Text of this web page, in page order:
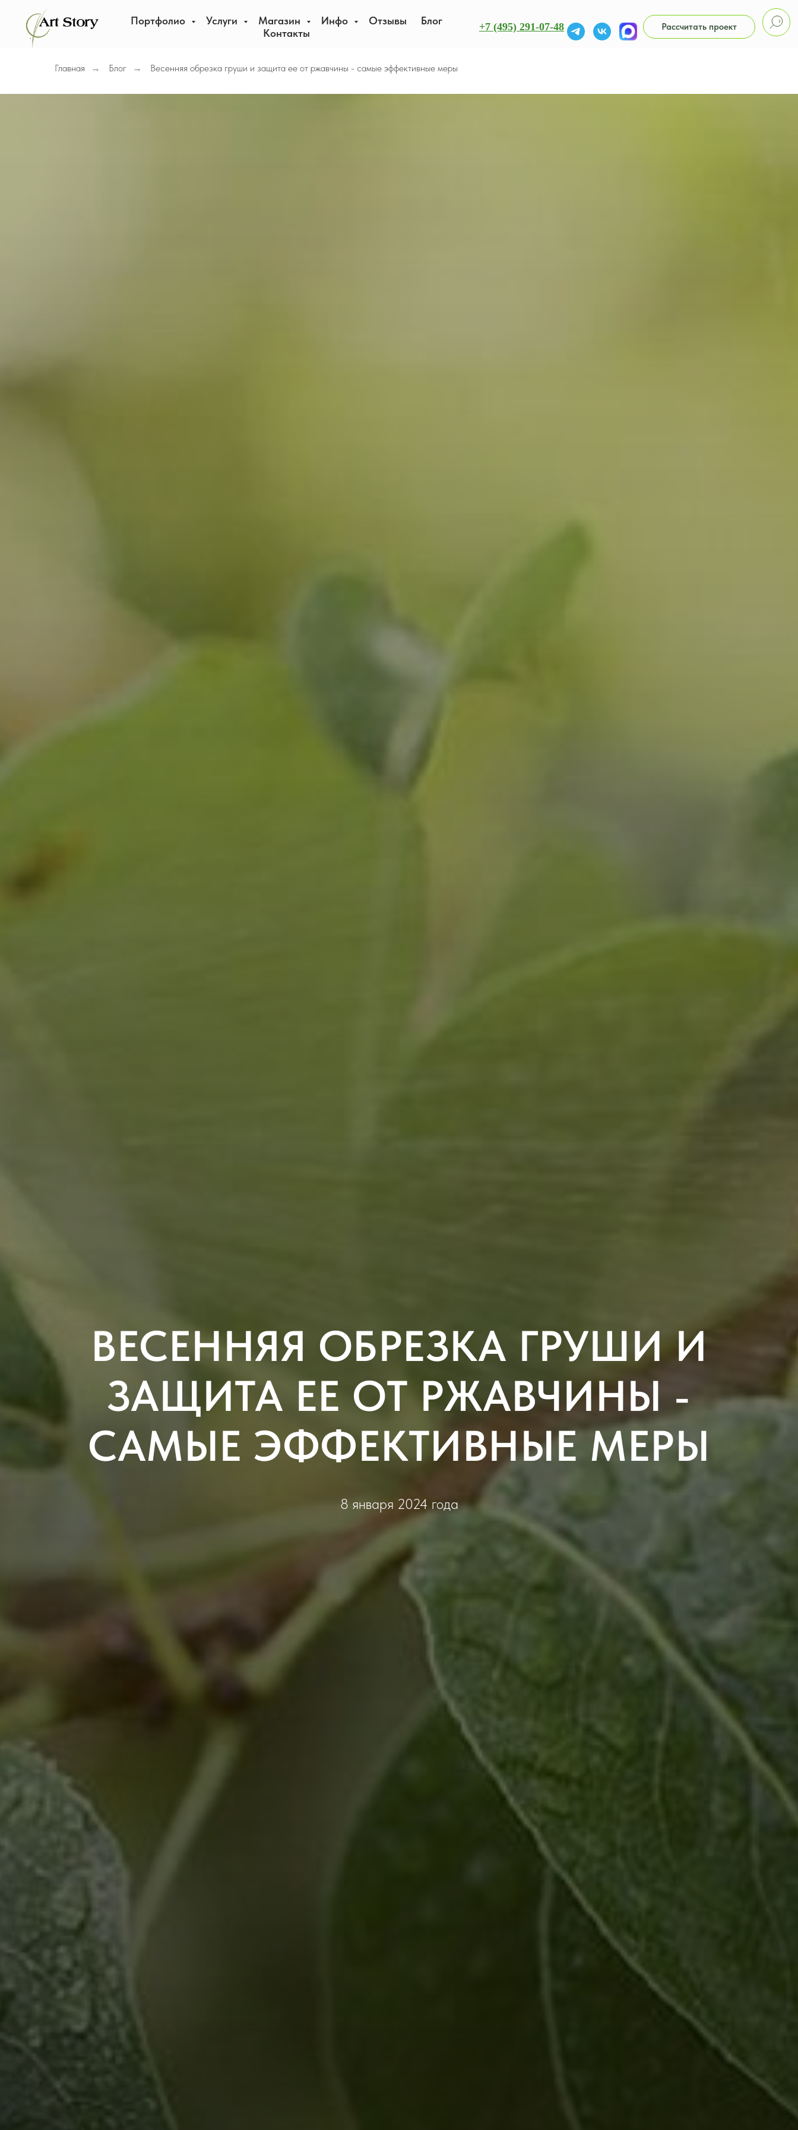
Портфолио Услуги Магазин Инфо Отзывы
Блог
Контакты
+7 (495) 291-07-48 Рассчитать проект
Главная → Блог → Весенняя обрезка груши и защита ее от ржавчины - самые эффективные меры
ВЕСЕННЯЯ ОБРЕЗКА ГРУШИ И
ЗАЩИТА ЕЕ ОТ РЖАВЧИНЫ -
САМЫЕ ЭФФЕКТИВНЫЕ МЕРЫ
8 января 2024 года